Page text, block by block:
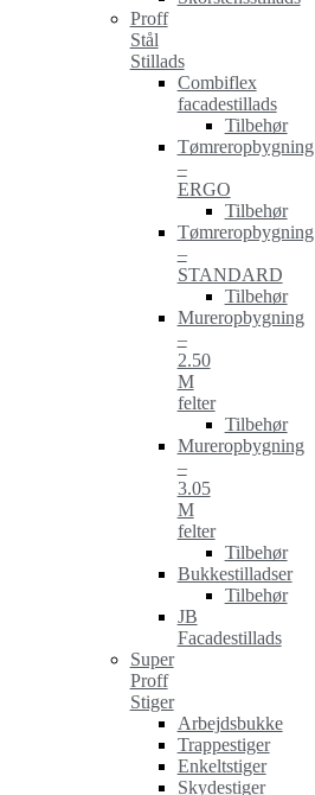
Proff
Stål
Stillads
Combiflex
facadestillads
Tilbehør
Tømreropbygning
–
ERGO
Tilbehør
Tømreropbygning
–
STANDARD
Tilbehør
Mureropbygning
–
2.50
M
felter
Tilbehør
Mureropbygning
–
3.05
M
felter
Tilbehør
Bukkestilladser
Tilbehør
JB
Facadestillads
Super
Proff
Stiger
Arbejdsbukke
Trappestiger
Enkeltstiger
Skydestiger